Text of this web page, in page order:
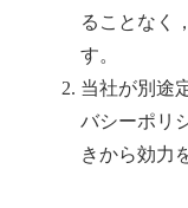
ることなく
す。
当社が別途
バシーポリ
きから効力